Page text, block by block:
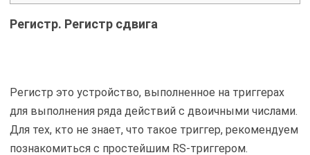
Регистр. Регистр сдвига
Регистр это устройство, выполненное на триггерах
для выполнения ряда действий с двоичными числами.
Для тех, кто не знает, что такое триггер, рекомендуем
познакомиться с простейшим RS-триггером.